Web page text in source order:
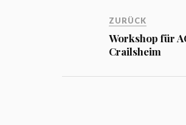
ZURÜCK
Workshop für
Crailsheim